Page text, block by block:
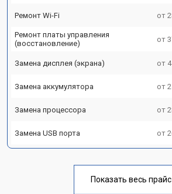
Ремонт Wi-Fi от
Ремонт платы управления
(восстановление)
от
Замена дисплея (экрана) от
Замена аккумулятора от
Замена процессора от
Замена USB порта от
Показать весь прайс